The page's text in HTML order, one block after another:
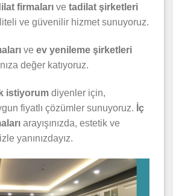
firmaları ve tadilat şirketleri
ve güvenilir hizmet sunuyoruz.
ve ev yenileme şirketleri
değer katıyoruz.
istiyorum diyenler için,
fiyatlı çözümler sunuyoruz. İç
arayışınızda, estetik ve
yanınızdayız.